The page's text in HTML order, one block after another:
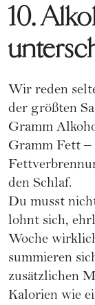
10.
Wir reden
der größten
Gramm
Gramm Fett –
den Schlaf.
Du musst
lohnt sich,
Woche
summieren
zusätzlichen
Kalorien wie